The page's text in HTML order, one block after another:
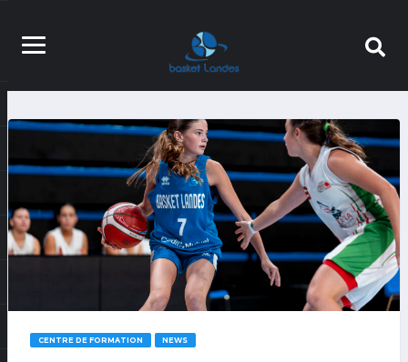
CENTRE DE FORMATION NEWS